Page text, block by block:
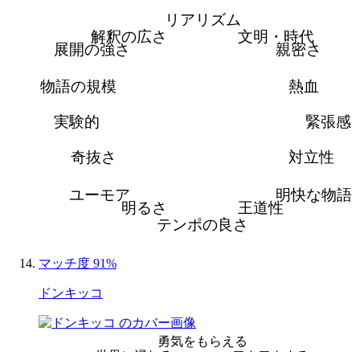
リアリズム
文明・時代
親密さ
熱血
緊張感
対立性
明快な物語
王道性
テンポの良さ
明るさ
ユーモア
奇抜さ
実験的
物語の規模
展開の強さ
解釈の広さ
マッチ度 91%
ドンキッコ
勇気をもらえる